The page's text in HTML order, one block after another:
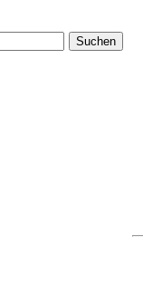
Suchen